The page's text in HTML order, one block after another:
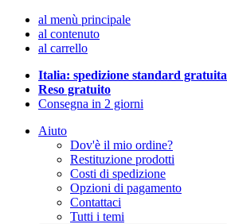
al menù principale
al contenuto
al carrello
Italia: spedizione standard gratuita
Reso gratuito
Consegna in 2 giorni
Aiuto
Dov'è il mio ordine?
Restituzione prodotti
Costi di spedizione
Opzioni di pagamento
Contattaci
Tutti i temi